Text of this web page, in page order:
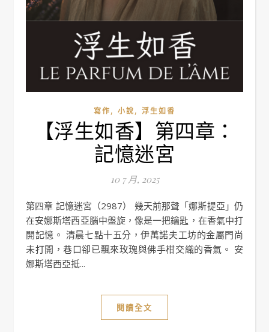
寫作, 小說, 浮生如香
【浮生如香】第四章：
記憶迷宮
10 7 月, 2025
第四章 記憶迷宮（2987） 幾天前那聲「娜斯提亞」仍
在安娜斯塔西亞腦中盤旋，像是一把鑰匙，在香氣中打
開記憶。 清晨七點十五分，伊萬諾夫工坊的金屬門尚
未打開，巷口卻已飄來玫瑰與佛手柑交織的香氣。 安
娜斯塔西亞抵...
閱讀全文